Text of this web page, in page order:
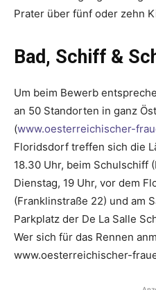
Prater über fünf oder zehn
Bad, Schiff &
Um beim Bewerb
an 50 Standorten in ganz
(www.oesterreichischer-
Floridsdorf treffen sich die
18.30 Uhr, beim Schulschiff
Dienstag, 19 Uhr, vor dem
(Franklinstraße 22) und am
Parkplatz der De La Salle
Wer sich für das Rennen
www.oester­reichischer-